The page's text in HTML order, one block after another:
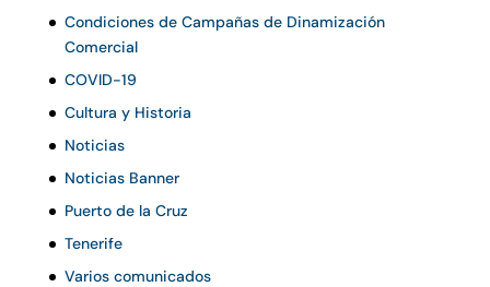
Condiciones de Campañas de Dinamización
Comercial
COVID-19
Cultura y Historia
Noticias
Noticias Banner
Puerto de la Cruz
Tenerife
Varios comunicados